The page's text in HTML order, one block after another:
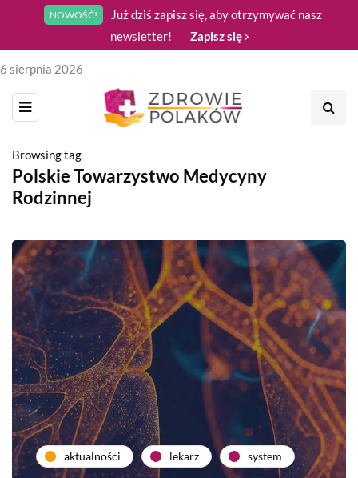
NOWOŚĆ!
Już dziś zapisz się, aby otrzymywać nasz
newsletter!
Zapisz się
6 sierpnia 2026
Browsing tag
Polskie Towarzystwo Medycyny
Rodzinnej
aktualności lekarz system